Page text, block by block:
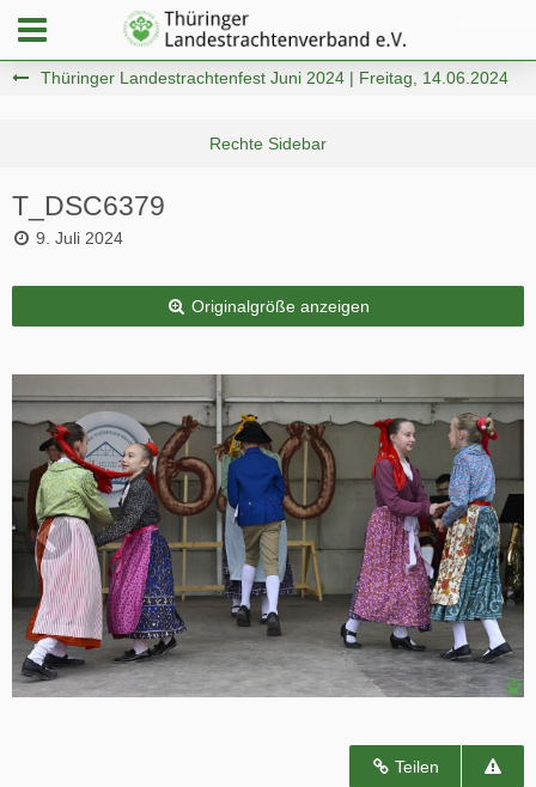
Thüringer Landestrachtenfest Juni 2024 | Freitag, 14.06.2024
T_DSC6379
9. Juli 2024
Originalgröße anzeigen
Teilen